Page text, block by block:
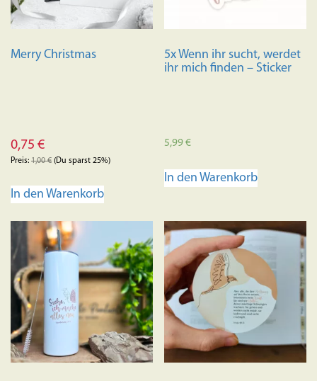
Merry Christmas
0,75 €
Preis: 1,00€ (Du sparst 25%)
In den Warenkorb
5x Wenn ihr sucht, werdet
ihr mich finden – Sticker
5,99€
In den Warenkorb